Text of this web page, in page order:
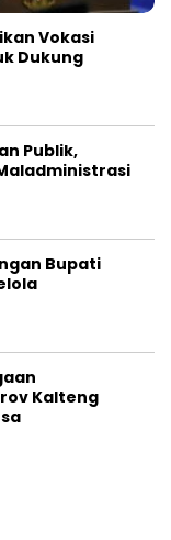
Vokasi
Dukung
Publik,
Bupati
Kalteng